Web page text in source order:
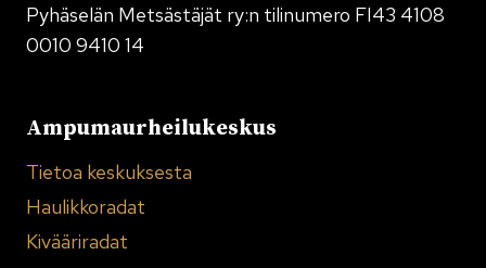
Pyhäselän Metsästäjät ry:n tilinumero FI43 4108
0010 9410 14
Ampumaurheilukeskus
Tietoa keskuksesta
Haulikkoradat
Kivääriradat